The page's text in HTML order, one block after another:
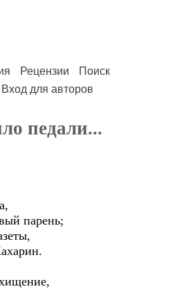
Рецензии
Поиск
Вход для авторов
педали...
парень;